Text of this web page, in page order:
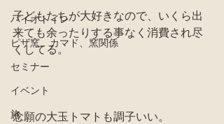
バイオトイレ
ピザ窯、カマド、窯関係
セミナー
イベント
旅
子どもたちが大好きなので、いくら出
来ても余ったりする事なく消費され尽
くしてる。
念願の大玉トマトも調子いい。